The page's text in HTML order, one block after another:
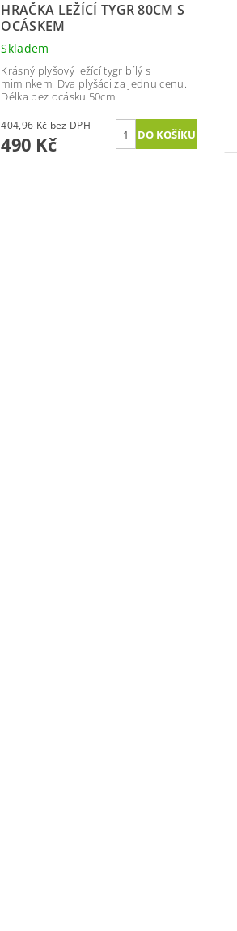
HRAČKA LEŽÍCÍ TYGR 80CM S
OCÁSKEM
Skladem
Krásný plyšový ležící tygr bílý s
miminkem. Dva plyšáci za jednu cenu.
Délka bez ocásku 50cm.
404,96 Kč bez DPH
490 Kč